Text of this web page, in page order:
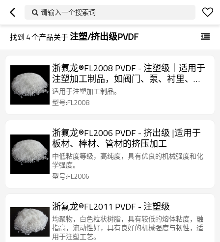
请输入一个搜索词
找到 4个产品关于注塑/挤出级PVDF
浙氟龙®FL2008 PVDF - 注塑级｜适用于
注塑加工制品，如阀门、泵、衬里、光
伏薄膜
适用于注塑加工制品。
型号:FL2008
浙氟龙®FL2006 PVDF - 挤出级 |适用于
板材、棒材、管材的挤压加工
中低粘度等级，高纯度，具有优良的机械强度和化
学强度。
型号:FL2006
浙氟龙®FL2011 PVDF - 注塑级
均聚物，白色粒状树脂，具有较低的熔体粘度，融
指高，流动性好，具有良好的机械强度与韧性，适
用于注塑工艺。